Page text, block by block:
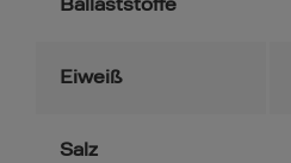
Eiweiß
Salz